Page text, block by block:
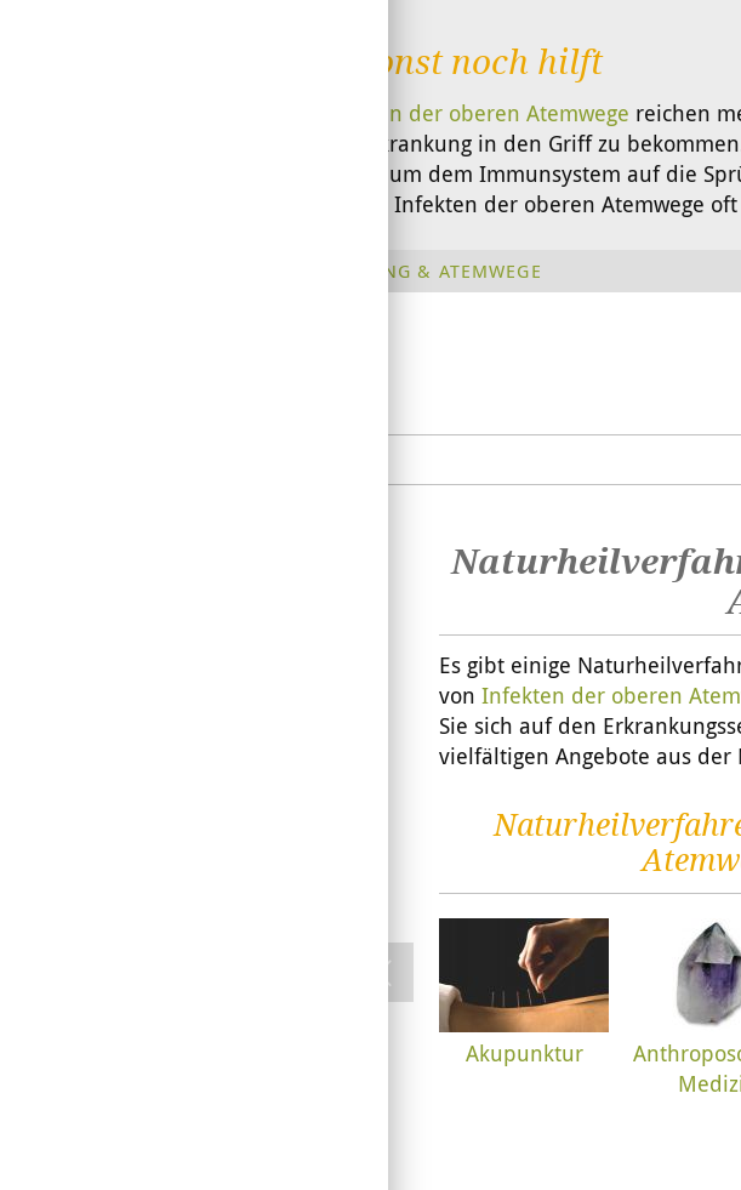
Was sonst noch hilft
Infekten der oberen Atemwege reichen
um die Erkrankung in den Griff zu
Vitamin C, um dem Immunsystem auf die
harmlosen Infekten der oberen Atemwege
ERKÄLTUNG & ATEMWEGE
Es gibt einige
von Infekten der oberen
Sie sich auf den
vielfältigen Angebote aus
Akupunktur